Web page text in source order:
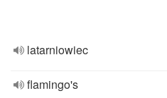
latarniowiec
flamingo's